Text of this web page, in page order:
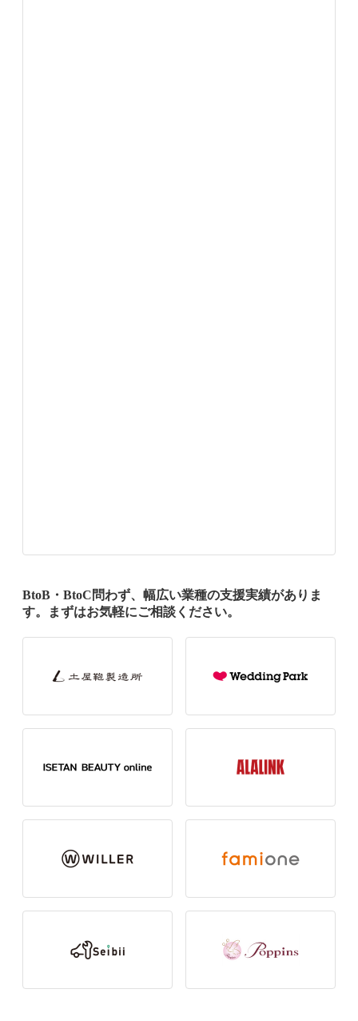
BtoB・BtoC問わず、幅広い業種の支援実績がありま
す。まずはお気軽にご相談ください。